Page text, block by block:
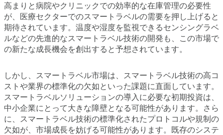
高まりと病院やクリニックでの効率的な在庫管理の必要性
が、医療セクターでのスマートラベルの需要を押し上げると
期待されています。温度や湿度を監視できるセンシングラベ
ルなどの先進的なスマートラベル技術の開発も、この市場で
の新たな成長機会を創出すると予想されています。
しかし、スマートラベル市場は、スマートラベル技術の高コ
ストや業界の標準化の欠如といった課題に直面しています。
スマートラベルソリューションの導入に必要な初期投資は、
中小企業にとって大きな障壁となる可能性があります。さら
に、スマートラベル技術の標準化されたプロトコルや規制の
欠如が、市場成長を妨げる可能性があります。既存のシステ